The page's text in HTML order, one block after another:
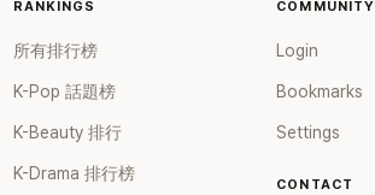
RANKINGS
所有排行榜
K-Pop 話題榜
K-Beauty 排行
K-Drama 排行榜
COMMUNITY
Login
Bookmarks
Settings
CONTACT